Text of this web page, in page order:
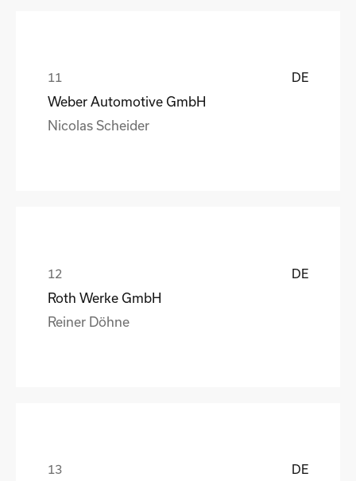
DE
Weber Automotive GmbH
Nicolas Scheider
DE
Roth Werke GmbH
Reiner Döhne
DE